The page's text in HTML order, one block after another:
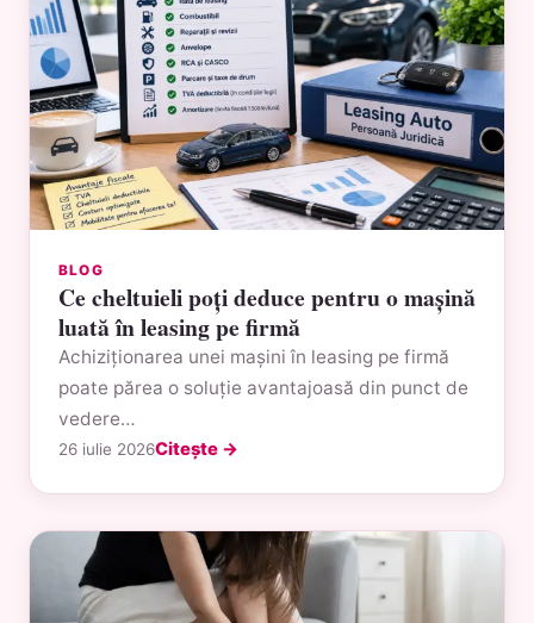
BLOG
Ce cheltuieli poți deduce pentru o mașină
luată în leasing pe firmă
Achiziționarea unei mașini în leasing pe firmă
poate părea o soluție avantajoasă din punct de
vedere…
26 iulie 2026Citește →